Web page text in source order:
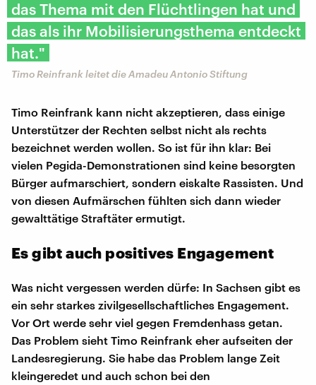
das Thema mit den Flüchtlingen hat und
das als ihr Mobilisierungsthema entdeckt
hat."
Timo Reinfrank leitet die Amadeu Antonio Stiftung
Timo Reinfrank kann nicht akzeptieren, dass einige
Unterstützer der Rechten selbst nicht als rechts
bezeichnet werden wollen. So ist für ihn klar: Bei
vielen Pegida-Demonstrationen sind keine besorgten
Bürger aufmarschiert, sondern eiskalte Rassisten. Und
von diesen Aufmärschen fühlten sich dann wieder
gewalttätige Straftäter ermutigt.
Es gibt auch positives Engagement
Was nicht vergessen werden dürfe: In Sachsen gibt es
ein sehr starkes zivilgesellschaftliches Engagement.
Vor Ort werde sehr viel gegen Fremdenhass getan.
Das Problem sieht Timo Reinfrank eher aufseiten der
Landesregierung. Sie habe das Problem lange Zeit
kleingeredet und auch schon bei den